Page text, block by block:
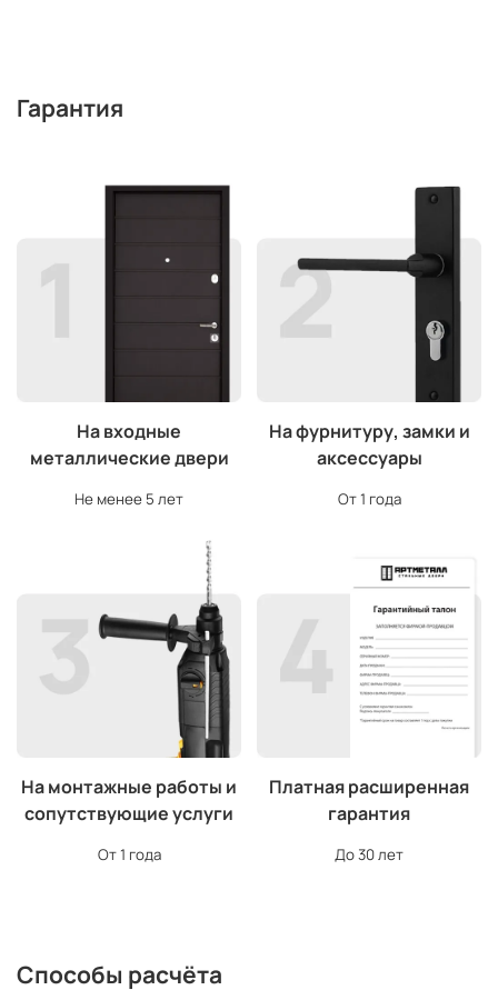
Гарантия
На входные
металлические двери
Не менее 5 лет
На фурнитуру, замки и
аксессуары
От 1 года
На монтажные работы и
сопутствующие услуги
От 1 года
Платная расширенная
гарантия
До 30 лет
Способы расчёта